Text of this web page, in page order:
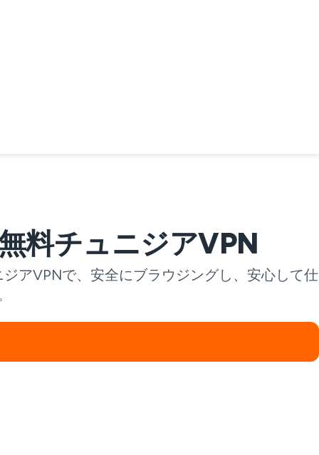
料チュニジアVPN
アVPNで、安全にブラウジングし、安心して仕